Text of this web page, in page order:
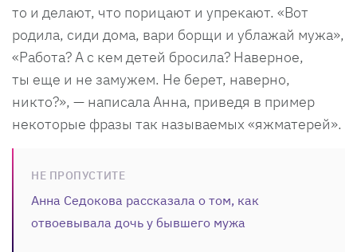
то и делают, что порицают и упрекают. «Вот
родила, сиди дома, вари борщи и ублажай мужа»,
«Работа? А с кем детей бросила? Наверное,
ты еще и не замужем. Не берет, наверно,
никто?», — написала Анна, приведя в пример
некоторые фразы так называемых «яжматерей».
НЕ ПРОПУСТИТЕ
Анна Седокова рассказала о том, как
отвоевывала дочь у бывшего мужа